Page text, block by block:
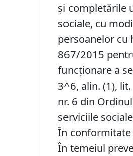
și completările
sociale, cu
persoanelor cu
867/2015
funcţionare a
3^6, alin. (1),
nr. 6 din
serviciile
În conformitate
În temeiul